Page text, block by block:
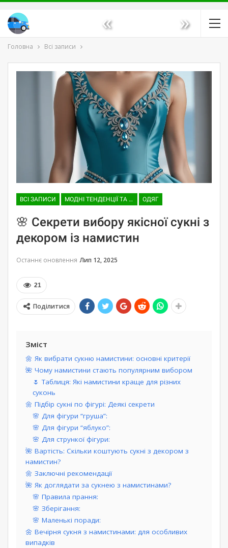
« »
Головна Всі записи
ВСІ ЗАПИСИ МОДНІ ТЕНДЕНЦІЇ ТА ТРЕНДИ ОДЯГ
🌸 Секрети вибору якісної сукні з
декором із намистин
Останнє оновлення Лип 12, 2025
21
Поділитися
Зміст
🌼 Як вибрати сукню намистини: основні критерії
🌺 Чому намистини стають популярним вибором
🌷 Таблиця: Які намистини краще для різних
суконь
🌼 Підбір сукні по фігурі: Деякі секрети
🌸 Для фігури “груша”:
🌸 Для фігури “яблуко”:
🌸 Для стрункої фігури:
🌺 Вартість: Скільки коштують сукні з декором з
намистин?
🌼 Заключні рекомендації
🌺 Як доглядати за сукнею з намистинами?
🌸 Правила прання:
🌸 Зберігання:
🌸 Маленькі поради:
🌼 Вечірня сукня з намистинами: для особливих
випадків